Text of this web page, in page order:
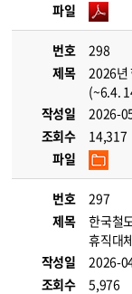
파일
번호
298
제목
2026년
(~6.4.
작성일
2026-
조회수
14,317
파일
번호
297
제목
한국철
휴직대
작성일
2026-
조회수
5,976